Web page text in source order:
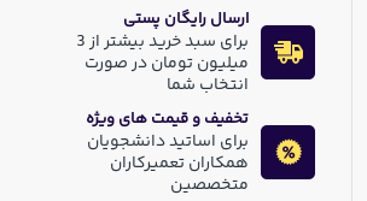
ارسال رایگان پستی
برای سبد خرید بیشتر از 3
میلیون تومان در صورت
انتخاب شما
تخفیف و قیمت های ویژه
برای اساتید دانشجویان
همکاران تعمیرکاران
متخصصین